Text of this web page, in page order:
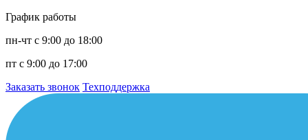
График работы
пн-чт с 9:00 до 18:00
пт с 9:00 до 17:00
Заказать звонок Техподдержка